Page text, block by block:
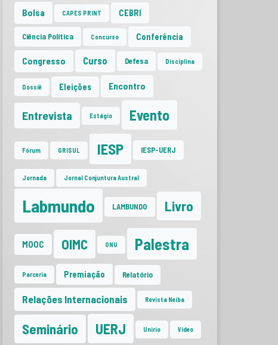
Bolsa CAPES PRINT CEBRI
Ciência Política Concurso Conferência
Congresso Curso Defesa Disciplina
Dossiê Eleições Encontro
Entrevista Estágio Evento
Fórum GRISUL IESP IESP-UERJ
Jornada Jornal Conjuntura Austral
Labmundo LAMBUNDO Livro
MOOC OIMC ONU Palestra
Parceria Premiação Relatório
Relações Internacionais Revista Neiba
Seminário UERJ Unirio Vídeo